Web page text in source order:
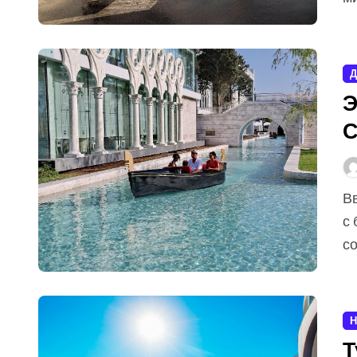
Введение Баку, столица Азербайджана, — это город
с